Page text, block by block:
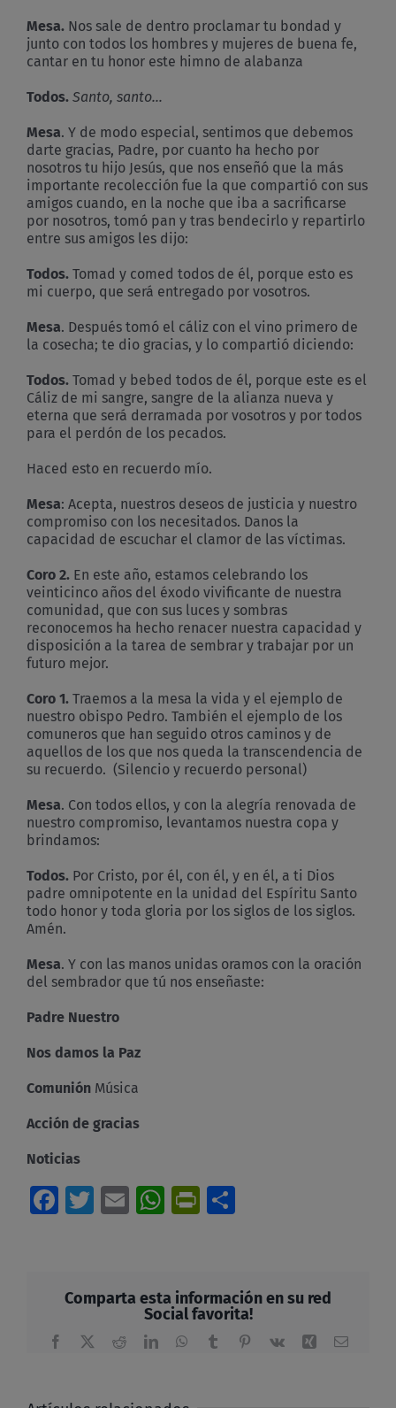
Mesa. Nos sale de dentro proclamar tu bondad y
junto con todos los hombres y mujeres de buena fe,
cantar en tu honor este himno de alabanza
Todos. Santo, santo…
Mesa. Y de modo especial, sentimos que debemos
darte gracias, Padre, por cuanto ha hecho por
nosotros tu hijo Jesús, que nos enseñó que la más
importante recolección fue la que compartió con sus
amigos cuando, en la noche que iba a sacrificarse
por nosotros, tomó pan y tras bendecirlo y repartirlo
entre sus amigos les dijo:
Todos. Tomad y comed todos de él, porque esto es
mi cuerpo, que será entregado por vosotros.
Mesa. Después tomó el cáliz con el vino primero de
la cosecha; te dio gracias, y lo compartió diciendo:
Todos. Tomad y bebed todos de él, porque este es el
Cáliz de mi sangre, sangre de la alianza nueva y
eterna que será derramada por vosotros y por todos
para el perdón de los pecados.
Haced esto en recuerdo mío.
Mesa: Acepta, nuestros deseos de justicia y nuestro
compromiso con los necesitados. Danos la
capacidad de escuchar el clamor de las víctimas.
Coro 2. En este año, estamos celebrando los
veinticinco años del éxodo vivificante de nuestra
comunidad, que con sus luces y sombras
reconocemos ha hecho renacer nuestra capacidad y
disposición a la tarea de sembrar y trabajar por un
futuro mejor.
Coro 1. Traemos a la mesa la vida y el ejemplo de
nuestro obispo Pedro. También el ejemplo de los
comuneros que han seguido otros caminos y de
aquellos de los que nos queda la transcendencia de
su recuerdo. (Silencio y recuerdo personal)
Mesa. Con todos ellos, y con la alegría renovada de
nuestro compromiso, levantamos nuestra copa y
brindamos:
Todos. Por Cristo, por él, con él, y en él, a ti Dios
padre omnipotente en la unidad del Espíritu Santo
todo honor y toda gloria por los siglos de los siglos.
Amén.
Mesa. Y con las manos unidas oramos con la oración
del sembrador que tú nos enseñaste:
Padre Nuestro
Nos damos la Paz
Comunión Música
Acción de gracias
Noticias
Facebook
Twitter
EmailWhatsApp
PrintFriendly
Comparta esta información en su red
Social favorita!
Facebook RedditLinkedInWhatsApp
Tumblr Pinterest
Vk Xing Correo